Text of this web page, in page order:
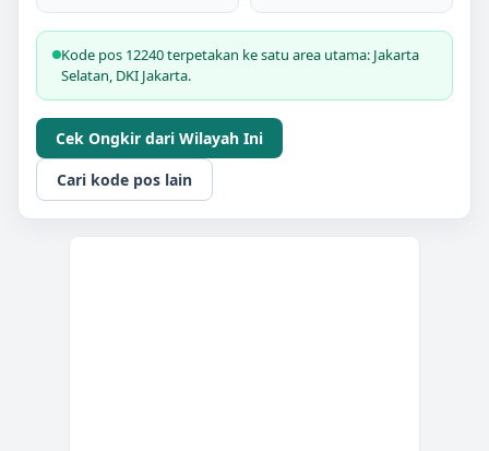
Kode pos 12240 terpetakan ke satu area utama: Jakarta
Selatan, DKI Jakarta.
Cek Ongkir dari Wilayah Ini
Cari kode pos lain